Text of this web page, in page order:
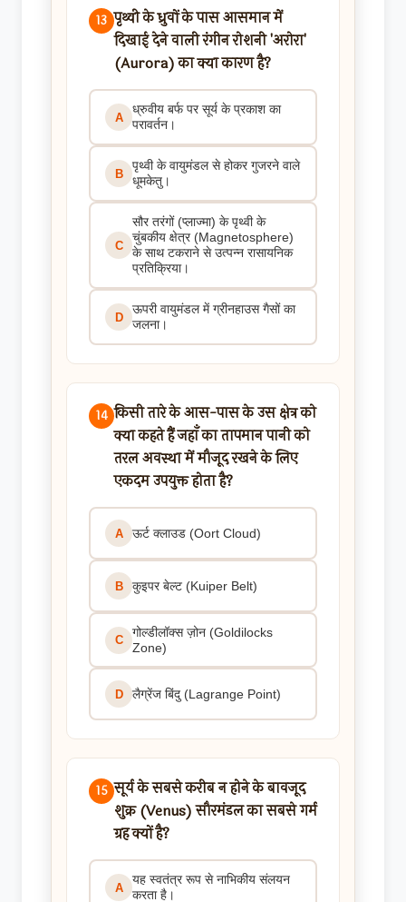
13 पृथ्वी के ध्रुवों के पास आसमान में
दिखाई देने वाली रंगीन रोशनी 'अरोरा'
(Aurora) का क्या कारण है?
A
ध्रुवीय बर्फ पर सूर्य के प्रकाश का
परावर्तन।
B
पृथ्वी के वायुमंडल से होकर गुजरने वाले
धूमकेतु।
C
सौर तरंगों (प्लाज्मा) के पृथ्वी के
चुंबकीय क्षेत्र (Magnetosphere)
के साथ टकराने से उत्पन्न रासायनिक
प्रतिक्रिया।
D
ऊपरी वायुमंडल में ग्रीनहाउस गैसों का
जलना।
14 किसी तारे के आस-पास के उस क्षेत्र को
क्या कहते हैं जहाँ का तापमान पानी को
तरल अवस्था में मौजूद रखने के लिए
एकदम उपयुक्त होता है?
A ऊर्ट क्लाउड (Oort Cloud)
B कुइपर बेल्ट (Kuiper Belt)
C
गोल्डीलॉक्स ज़ोन (Goldilocks
Zone)
D लैग्रेंज बिंदु (Lagrange Point)
15 सूर्य के सबसे करीब न होने के बावजूद
शुक्र (Venus) सौरमंडल का सबसे गर्म
ग्रह क्यों है?
A
यह स्वतंत्र रूप से नाभिकीय संलयन
करता है।